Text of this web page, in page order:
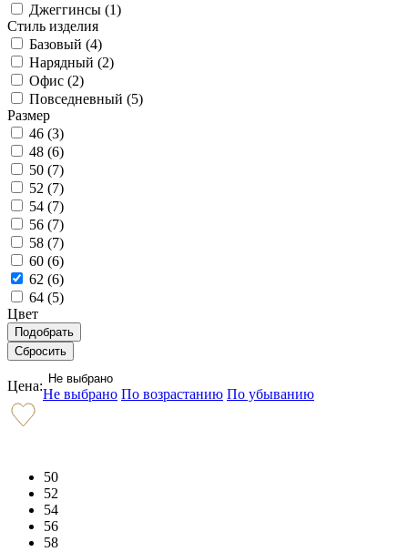
Джеггинсы (1)
Стиль изделия
Базовый (4)
Нарядный (2)
Офис (2)
Повседневный (5)
Размер
46 (3)
48 (6)
50 (7)
52 (7)
54 (7)
56 (7)
58 (7)
60 (6)
62 (6)
64 (5)
Цвет
Цена: Не выбрано
Не выбрано По возрастанию По убыванию
50
52
54
56
58